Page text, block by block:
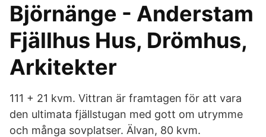
Björnänge - Anderstam
Fjällhus Hus, Drömhus,
Arkitekter
111 + 21 kvm. Vittran är framtagen för att vara
den ultimata fjällstugan med gott om utrymme
och många sovplatser. Älvan, 80 kvm.